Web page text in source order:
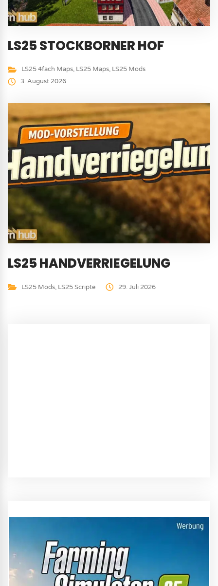
LS25 STOCKBORNER HOF
LS25 4fach Maps, LS25 Maps, LS25 Mods
3. August 2026
LS25 HANDVERRIEGELUNG
LS25 Mods, LS25 Scripte 29. Juli 2026